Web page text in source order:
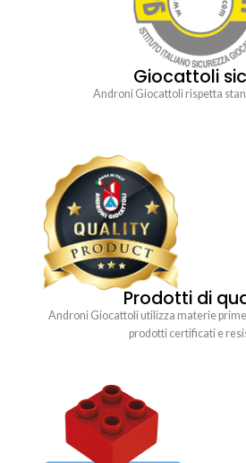
Giocattoli
Androni Giocattoli rispetta
Prodotti di
Androni Giocattoli utilizza materie
prodotti certificati e